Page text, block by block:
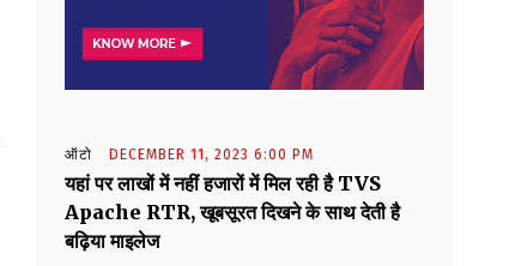
ऑटो DECEMBER 11, 2023 6:00 PM
यहां पर लाखों में नहीं हजारों में मिल रही है TVS
Apache RTR, खूबसूरत दिखने के साथ देती है
बढ़िया माइलेज